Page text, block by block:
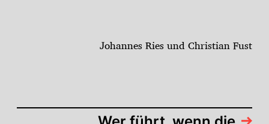
Johannes Ries und Christian Fust